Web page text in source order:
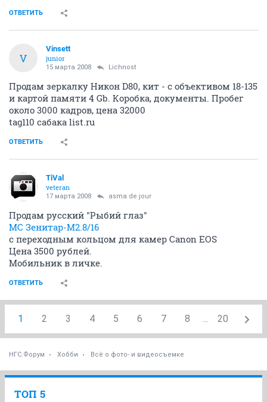
ОТВЕТИТЬ
V
Vinsett
junior
15 марта 2008 Lichnost
Продам зеркалку Никон D80, кит - с объективом 18-135
и картой памяти 4 Gb. Коробка, документы. Пробег
около 3000 кадров, цена 32000
tag110 сабака list.ru
ОТВЕТИТЬ
TiVal
veteran
17 марта 2008 asma de jour
Продам русский "Рыбий глаз"
МС Зенитар-М2.8/16
с переходным кольцом для камер Canon EOS
Цена 3500 рублей.
Мобильник в личке.
ОТВЕТИТЬ
1 2 3 4 5 6 7 8 ... 20
НГС.Форум Хобби Всё о фото- и видеосъемке
ТОП 5